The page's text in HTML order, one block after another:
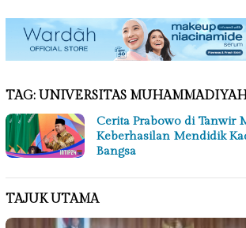
TAG: UNIVERSITAS
Cerita Prabowo di Tanwir
Keberhasilan Mendidik
Bangsa
TAJUK UTAMA